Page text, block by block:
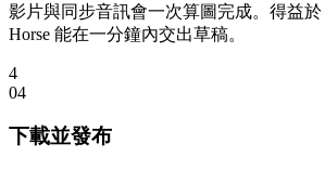
影片與同步音訊會一次算圖完成。得益於
Horse 能在一分鐘內交出草稿。
4
04
下載並發布